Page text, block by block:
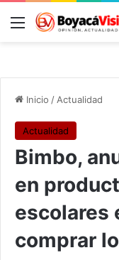
Menú
Inicio / Actualidad
Actualidad
Bimbo,
en
escolares
comprar